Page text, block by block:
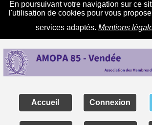
En poursuivant votre navigation sur ce
l'utilisation de cookies pour vous
services adaptés. Mentions
Accueil Connexion